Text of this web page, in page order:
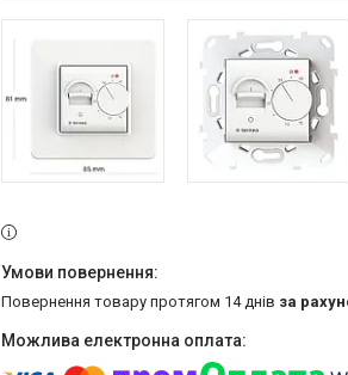
повернення товару протягом 14 днів за